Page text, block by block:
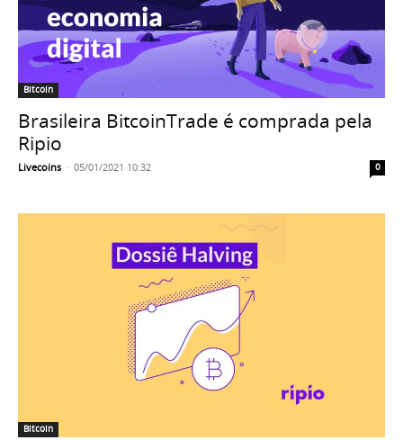
Bitcoin
Brasileira BitcoinTrade é comprada pela
Ripio
Livecoins - 05/01/2021 10:32 0
Bitcoin